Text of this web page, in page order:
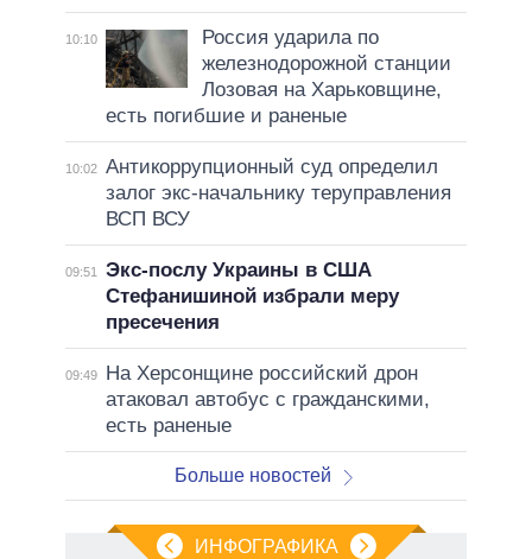
10:10
Россия ударила по
железнодорожной станции
Лозовая на Харьковщине,
есть погибшие и раненые
10:02 Антикоррупционный суд определил
залог экс-начальнику теруправления
ВСП ВСУ
09:51
Экс-послу Украины в США
Стефанишиной избрали меру
пресечения
09:49
На Херсонщине российский дрон
атаковал автобус с гражданскими,
есть раненые
Больше новостей
ИНФОГРАФИКА